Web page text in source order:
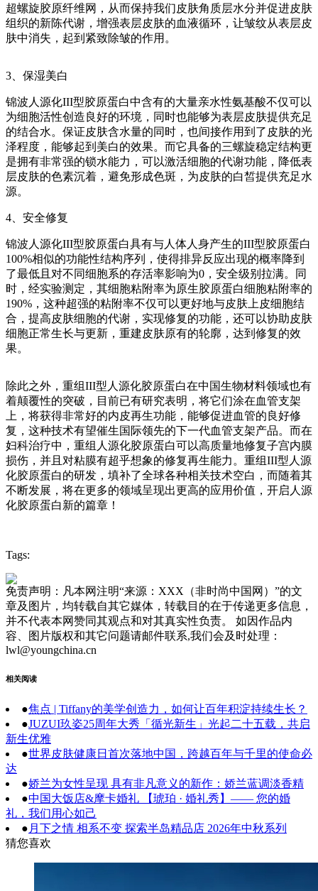
超螺旋胶原纤维网，从而保持我们皮肤角质层水分并促进皮肤
组织的新陈代谢，增强表层皮肤的血液循环，让皱纹从表层皮
肤中消失，起到紧致除皱的作用。
3、保湿美白
锦波人源化III型胶原蛋白中含有的大量亲水性氨基酸不仅可以
为细胞活性创造良好的环境，同时也能够为表层皮肤提供充足
的结合水。保证皮肤含水量的同时，也间接作用到了皮肤的光
泽程度，能够起到美白的效果。而它具备的三螺旋稳定结构更
是拥有非常强的锁水能力，可以激活细胞的代谢功能，降低表
层皮肤的色素沉着，避免形成色斑，为皮肤的白皙提供充足水
源。
4、安全修复
锦波人源化III型胶原蛋白具有与人体人身产生的III型胶原蛋白
100%相似的功能性结构序列，使得排异反应出现的概率降到
了最低且对不同细胞系的存活率影响为0，安全级别拉满。同
时，经实验测定，其细胞粘附率为原生胶原蛋白细胞粘附率的
190%，这种超强的粘附率不仅可以更好地与皮肤上皮细胞结
合，提高皮肤细胞的代谢，实现修复的功能，还可以协助皮肤
细胞正常生长与更新，重建皮肤原有的轮廓，达到修复的效
果。
除此之外，重组III型人源化胶原蛋白在中国生物材料领域也有
着颠覆性的突破，目前已有研究表明，将它们涂在血管支架
上，将获得非常好的内皮再生功能，能够促进血管的良好修
复，这种技术有望催生国际领先的下一代血管支架产品。而在
妇科治疗中，重组人源化胶原蛋白可以高质量地修复子宫内膜
损伤，并且对粘膜有超乎想象的修复再生能力。重组III型人源
化胶原蛋白的研发，填补了全球各种相关技术空白，而随着其
不断发展，将在更多的领域呈现出更高的应用价值，开启人源
化胶原蛋白新的篇章！
Tags:
免责声明：凡本网注明“来源：XXX（非时尚中国网）”的文
章及图片，均转载自其它媒体，转载目的在于传递更多信息，
并不代表本网赞同其观点和对其真实性负责。 如因作品内
容、图片版权和其它问题请邮件联系,我们会及时处理：
lwl@youngchina.cn
相关阅读
●焦点 | Tiffany的美学创造力，如何让百年积淀持续生长？
●JUZUI玖姿25周年大秀「循光新生」光起二十五载，共启
新生优雅
●世界皮肤健康日首次落地中国，跨越百年与千里的使命必
达
●娇兰为女性呈现 具有非凡意义的新作：娇兰蓝调淡香精
●中国大饭店&摩卡婚礼 【琥珀 · 婚礼秀】—— 您的婚
礼，我们用心如己
● 月下之情 相系不变 探索半岛精品店 2026年中秋系列
猜您喜欢